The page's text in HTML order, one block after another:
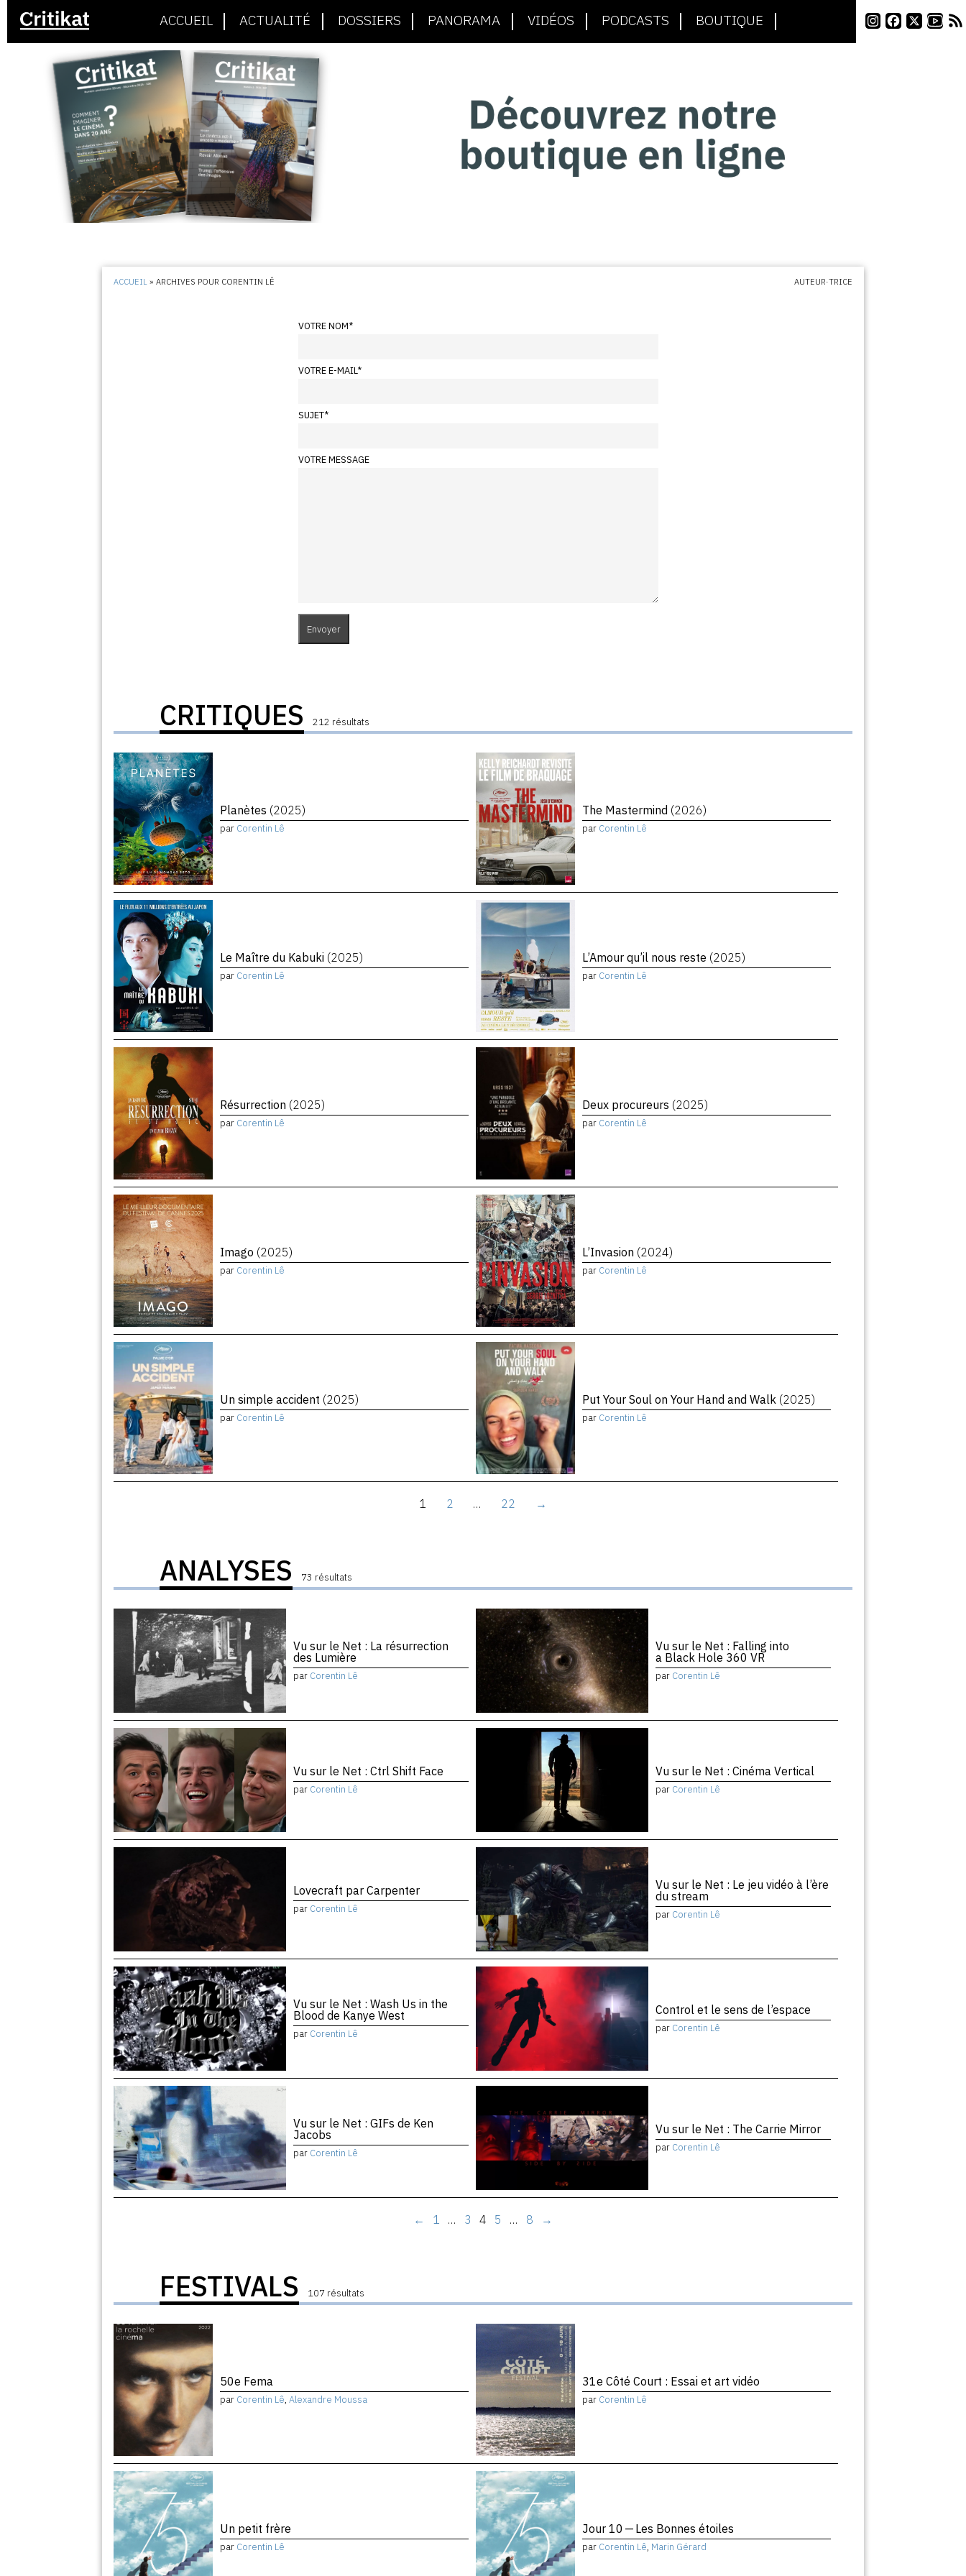
ACCUEIL ACTUALITÉ DOSSIERS PANORAMA VIDÉOS PODCASTS BOUTIQUE
ACCUEIL »ARCHIVES POUR CORENTIN LÊ AUTEUR·TRICE
VOTRE NOM*
VOTRE E-MAIL*
SUJET*
VOTRE MESSAGE
CRITIQUES 212 résultats
Planètes (2025)
par Corentin Lê
The Mastermind (2026)
par Corentin Lê
Le Maître du Kabuki (2025)
par Corentin Lê
L’Amour qu’il nous reste (2025)
par Corentin Lê
Résurrection (2025)
par Corentin Lê
Deux procureurs (2025)
par Corentin Lê
Imago (2025)
par Corentin Lê
L’Invasion (2024)
par Corentin Lê
Un simple accident (2025)
par Corentin Lê
Put Your Soul on Your Hand and Walk (2025)
par Corentin Lê
1 2 … 22 →
ANALYSES 73 résultats
Vu sur le Net : La résurrection
des Lumière
par Corentin Lê
Vu sur le Net : Falling into
a Black Hole 360 VR
par Corentin Lê
Vu sur le Net : Ctrl Shift Face
par Corentin Lê
Vu sur le Net : Cinéma Vertical
par Corentin Lê
Lovecraft par Carpenter
par Corentin Lê
Vu sur le Net : Le jeu vidéo à l’ère
du stream
par Corentin Lê
Vu sur le Net : Wash Us in the
Blood de Kanye West
par Corentin Lê
Control et le sens de l’espace
par Corentin Lê
Vu sur le Net : GIFs de Ken
Jacobs
par Corentin Lê
Vu sur le Net : The Carrie Mirror
par Corentin Lê
← 1 … 3 4 5 … 8 →
FESTIVALS 107 résultats
50e Fema
par Corentin Lê,Alexandre Moussa
31e Côté Court : Essai et art vidéo
par Corentin Lê
Un petit frère
par Corentin Lê
Jour 10 — Les Bonnes étoiles
par Corentin Lê, Marin Gérard